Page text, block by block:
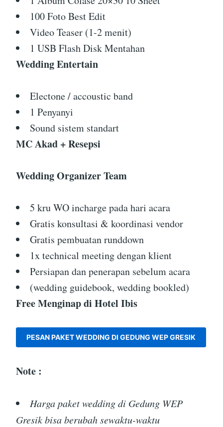
100 Foto Best Edit
Video Teaser (1-2 menit)
1 USB Flash Disk Mentahan
Wedding Entertain
Electone / accoustic band
1 Penyanyi
Sound sistem standart
MC Akad + Resepsi
Wedding Organizer Team
5 kru WO incharge pada hari acara
Gratis konsultasi & koordinasi vendor
Gratis pembuatan runddown
1x technical meeting dengan klient
Persiapan dan penerapan sebelum acara
(wedding guidebook, wedding bookled)
Free Menginap di Hotel Ibis
PESAN PAKET WEDDING DI GEDUNG WEP GRESIK
Note :
Harga paket wedding di Gedung WEP
Gresik bisa berubah sewaktu-waktu